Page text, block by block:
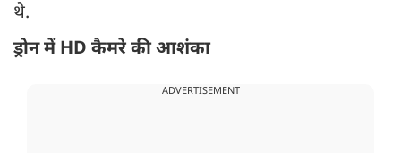
थे.
ड्रोन में HD कैमरे की आशंका
ADVERTISEMENT